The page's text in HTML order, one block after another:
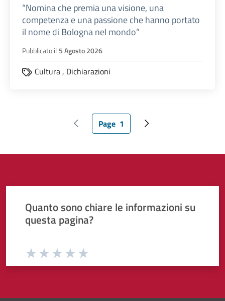
“Nomina che premia una visione, una
competenza e una passione che hanno portato
il nome di Bologna nel mondo”
Pubblicato il 5 Agosto 2026
Cultura, Dichiarazioni
Pagina precedente
Pagina attuale
Page 1 Pagina successiva
Quanto sono chiare le informazioni su
questa pagina?
Valuta da 1 a 5 stelle la paginaValuta 4 stelle su 5
Valuta 3 stelle su 5
Valuta 2 stelle su 5
Valuta 1 stelle su 5